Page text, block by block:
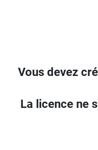
Vous devez
La licence ne